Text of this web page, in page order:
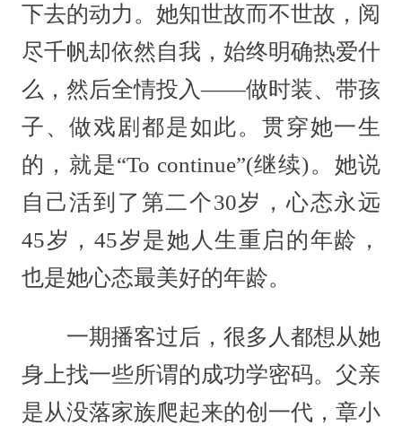
下去的动力。她知世故而不世故，阅
尽千帆却依然自我，始终明确热爱什
么，然后全情投入——做时装、带孩
子、做戏剧都是如此。贯穿她一生
的，就是“To continue”(继续)。她说
自己活到了第二个30岁，心态永远
45岁，45岁是她人生重启的年龄，
也是她心态最美好的年龄。
一期播客过后，很多人都想从她
身上找一些所谓的成功学密码。父亲
是从没落家族爬起来的创一代，章小